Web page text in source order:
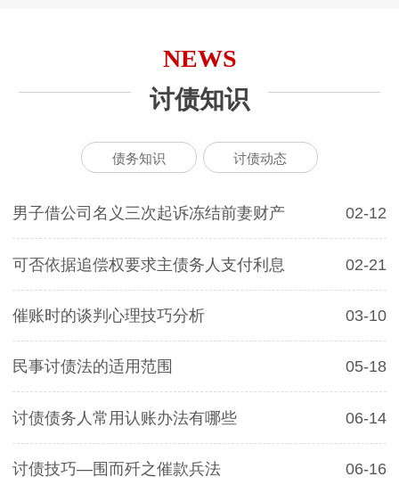
NEWS
讨债知识
债务知识 讨债动态
男子借公司名义三次起诉冻结前妻财产 02-12
可否依据追偿权要求主债务人支付利息 02-21
催账时的谈判心理技巧分析 03-10
民事讨债法的适用范围 05-18
讨债债务人常用认账办法有哪些 06-14
讨债技巧—围而歼之催款兵法 06-16